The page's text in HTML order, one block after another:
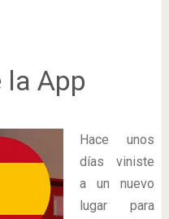
la App
Hace unos
días viniste
a un nuevo
lugar para